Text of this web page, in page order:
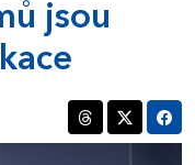
jsou